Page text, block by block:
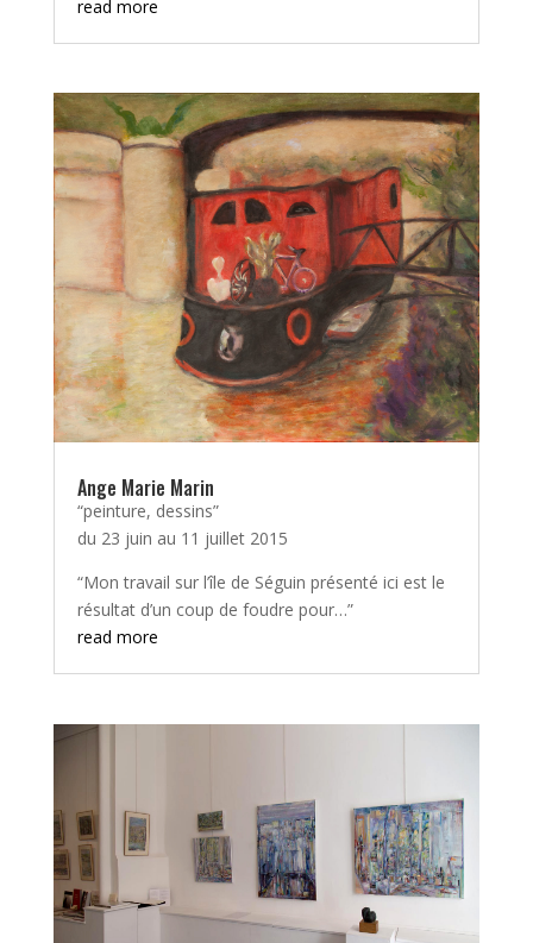
read more
Ange Marie Marin
“peinture, dessins”
du 23 juin au 11 juillet 2015
“Mon travail sur l’île de Séguin présenté ici est le
résultat d’un coup de foudre pour…”
read more